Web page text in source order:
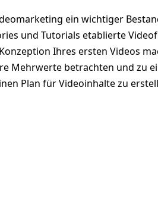
ein wichtiger
und Tutorials etablierte
Ihres ersten Videos
Mehrwerte betrachten und zu
Plan für Videoinhalte zu